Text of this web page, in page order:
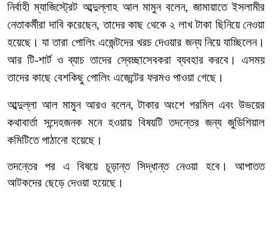
নির্বাহী ম্যাজিস্ট্রেট আব্দুল্লাহ আল মামুন বলেন,জামায়াতে ইসলামীর
নেতাকর্মীরা দাবি করেছেন,তাদের কাছ থেকে ২ লাখ টাকা ছিনিয়ে নেওয়া
হয়েছে। যা তারা পোলিং এজেন্টদের খরচ দেওয়ার জন্য নিয়ে যাচ্ছিলেন।
আর টি-শার্ট ও ব্যাচ তাদের স্বেচ্ছাসেবকরা ব্যবহার করবে।
এসময়
তাদের কাছে বেশকিছু পোলিং এজেন্টের ফরমও পাওয়া গেছে।
আব্দুল্লা আল মামুন আরও বলেন,টাকার অংশে গরমিল এবং উভয়ের
কথাবার্তা সন্দেহজনক মনে হওয়ায় বিষয়টি তদন্তের জন্য জুডিশিয়াল
কমিটিতে পাঠানো হয়েছে।
তদন্তের পর এ বিষয়ে চূড়ান্ত সিদ্ধান্ত নেওয়া হবে।
আপাতত
আটকদের ছেড়ে দেওয়া হয়েছে।